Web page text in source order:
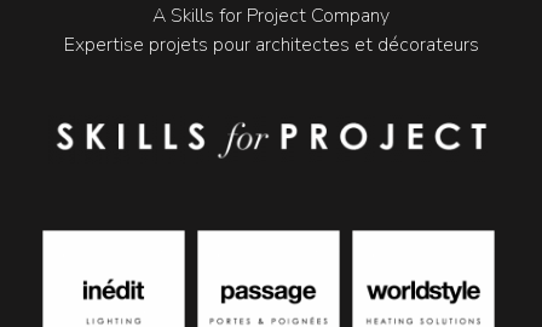
A Skills for Project Company
Expertise projets pour architectes et décorateurs